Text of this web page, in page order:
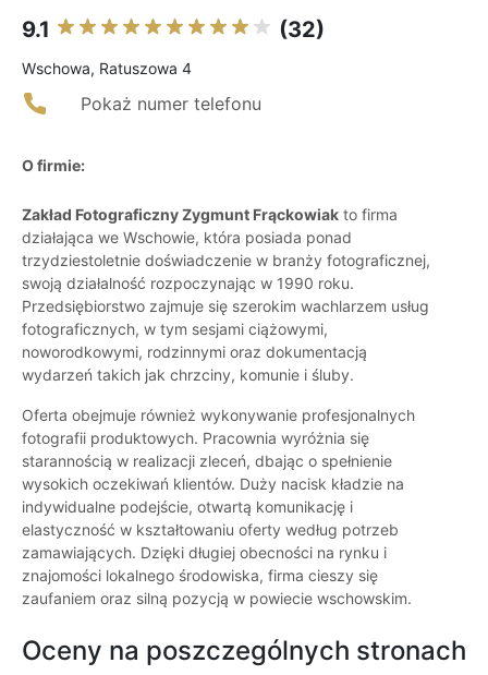
9.1 (32)
Wschowa, Ratuszowa 4
Pokaż numer telefonu
O firmie:
Zakład Fotograficzny Zygmunt Frąckowiak to firma
działająca we Wschowie, która posiada ponad
trzydziestoletnie doświadczenie w branży fotograficznej,
swoją działalność rozpoczynając w 1990 roku.
Przedsiębiorstwo zajmuje się szerokim wachlarzem usług
fotograficznych, w tym sesjami ciążowymi,
noworodkowymi, rodzinnymi oraz dokumentacją
wydarzeń takich jak chrzciny, komunie i śluby.
Oferta obejmuje również wykonywanie profesjonalnych
fotografii produktowych. Pracownia wyróżnia się
starannością w realizacji zleceń, dbając o spełnienie
wysokich oczekiwań klientów. Duży nacisk kładzie na
indywidualne podejście, otwartą komunikację i
elastyczność w kształtowaniu oferty według potrzeb
zamawiających. Dzięki długiej obecności na rynku i
znajomości lokalnego środowiska, firma cieszy się
zaufaniem oraz silną pozycją w powiecie wschowskim.
Oceny na poszczególnych stronach